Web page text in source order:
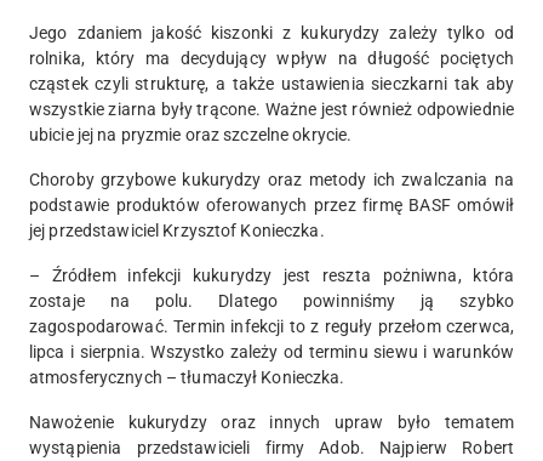
Jego zdaniem jakość kiszonki z kukurydzy zależy tylko od
rolnika, który ma decydujący wpływ na długość pociętych
cząstek czyli strukturę, a także ustawienia sieczkarni tak aby
wszystkie ziarna były trącone. Ważne jest również odpowiednie
ubicie jej na pryzmie oraz szczelne okrycie.
Choroby grzybowe kukurydzy oraz metody ich zwalczania na
podstawie produktów oferowanych przez firmę BASF omówił
jej przedstawiciel Krzysztof Konieczka.
– Źródłem infekcji kukurydzy jest reszta pożniwna, która
zostaje na polu. Dlatego powinniśmy ją szybko
zagospodarować. Termin infekcji to z reguły przełom czerwca,
lipca i sierpnia. Wszystko zależy od terminu siewu i warunków
atmosferycznych – tłumaczył Konieczka.
Nawożenie kukurydzy oraz innych upraw było tematem
wystąpienia przedstawicieli firmy Adob. Najpierw Robert